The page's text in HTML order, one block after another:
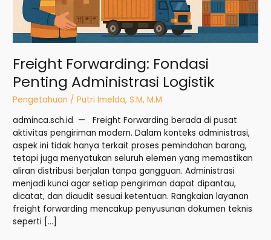
Freight Forwarding: Fondasi
Penting Administrasi Logistik
Pengetahuan /Putri Imelda, S.M, M.M
adminca.sch.id — Freight Forwarding berada di pusat
aktivitas pengiriman modern. Dalam konteks administrasi,
aspek ini tidak hanya terkait proses pemindahan barang,
tetapi juga menyatukan seluruh elemen yang memastikan
aliran distribusi berjalan tanpa gangguan. Administrasi
menjadi kunci agar setiap pengiriman dapat dipantau,
dicatat, dan diaudit sesuai ketentuan. Rangkaian layanan
freight forwarding mencakup penyusunan dokumen teknis
seperti […]